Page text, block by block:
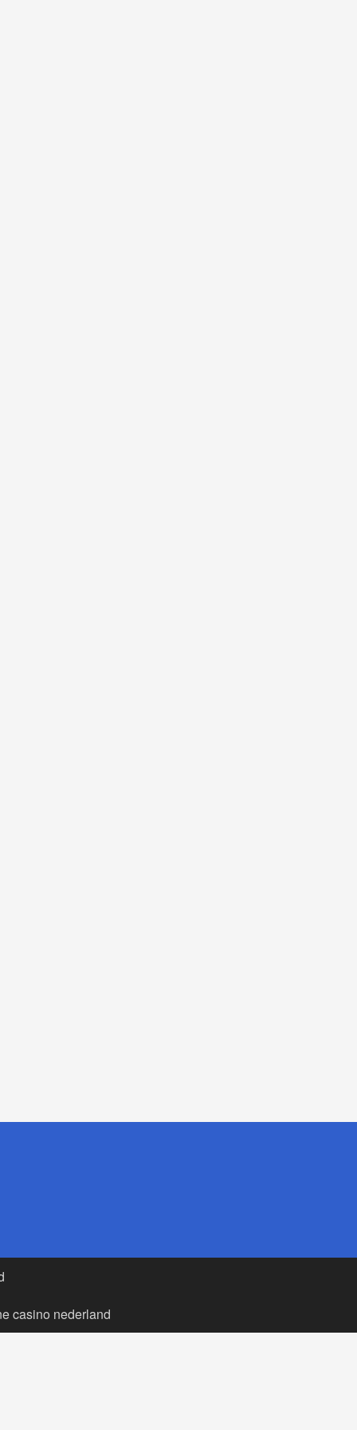
casino nederland